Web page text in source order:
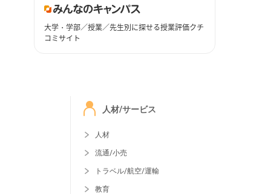
大学・学部／授業／先生別に探せる授業評価クチ
コミサイト
人材/サービス
人材
流通/小売
トラベル/航空/運輸
教育